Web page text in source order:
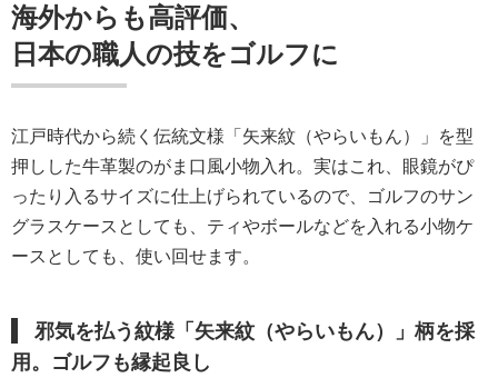
海外からも高評価、
日本の職人の技をゴルフに
江戸時代から続く伝統文様「矢来紋（やらいもん）」を型
押しした牛革製のがま口風小物入れ。実はこれ、眼鏡がぴ
ったり入るサイズに仕上げられているので、ゴルフのサン
グラスケースとしても、ティやボールなどを入れる小物ケ
ースとしても、使い回せます。
邪気を払う紋様「矢来紋（やらいもん）」柄を採
用。ゴルフも縁起良し